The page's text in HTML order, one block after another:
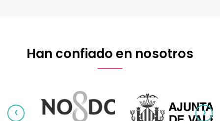
Han confiado en nosotros
‹ ›